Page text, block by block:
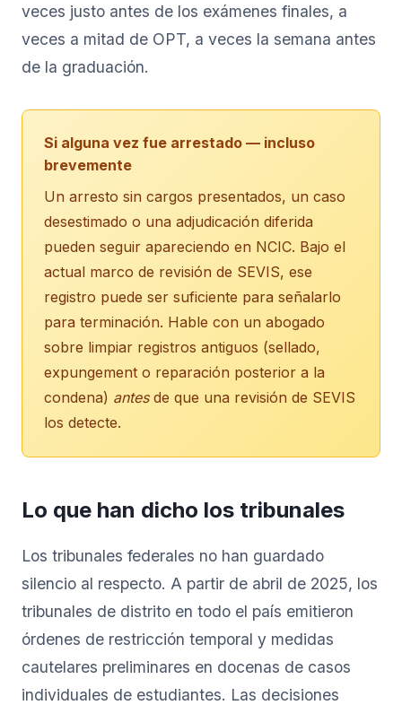
veces justo antes de los exámenes finales, a
veces a mitad de OPT, a veces la semana antes
de la graduación.
Si alguna vez fue arrestado — incluso
brevemente
Un arresto sin cargos presentados, un caso
desestimado o una adjudicación diferida
pueden seguir apareciendo en NCIC. Bajo el
actual marco de revisión de SEVIS, ese
registro puede ser suficiente para señalarlo
para terminación. Hable con un abogado
sobre limpiar registros antiguos (sellado,
expungement o reparación posterior a la
condena) antesde que una revisión de SEVIS
los detecte.
Lo que han dicho los tribunales
Los tribunales federales no han guardado
silencio al respecto. A partir de abril de 2025, los
tribunales de distrito en todo el país emitieron
órdenes de restricción temporal y medidas
cautelares preliminares en docenas de casos
individuales de estudiantes. Las decisiones